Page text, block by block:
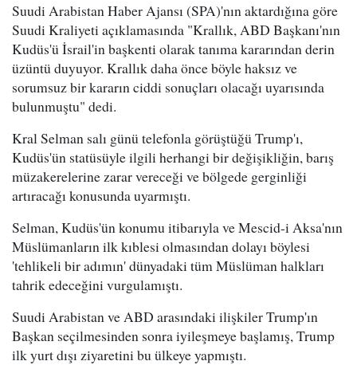
Suudi Arabistan Haber Ajansı (SPA)'nın aktardığına göre
Suudi Kraliyeti açıklamasında "Krallık, ABD Başkanı'nın
Kudüs'ü İsrail'in başkenti olarak tanıma kararından derin
üzüntü duyuyor. Krallık daha önce böyle haksız ve
sorumsuz bir kararın ciddi sonuçları olacağı uyarısında
bulunmuştu" dedi.
Kral Selman salı günü telefonla görüştüğü Trump'ı,
Kudüs'ün statüsüyle ilgili herhangi bir değişikliğin, barış
müzakerelerine zarar vereceği ve bölgede gerginliği
artıracağı konusunda uyarmıştı.
Selman, Kudüs'ün konumu itibarıyla ve Mescid-i Aksa'nın
Müslümanların ilk kıblesi olmasından dolayı böylesi
'tehlikeli bir adımın' dünyadaki tüm Müslüman halkları
tahrik edeceğini vurgulamıştı.
Suudi Arabistan ve ABD arasındaki ilişkiler Trump'ın
Başkan seçilmesinden sonra iyileşmeye başlamış, Trump
ilk yurt dışı ziyaretini bu ülkeye yapmıştı.